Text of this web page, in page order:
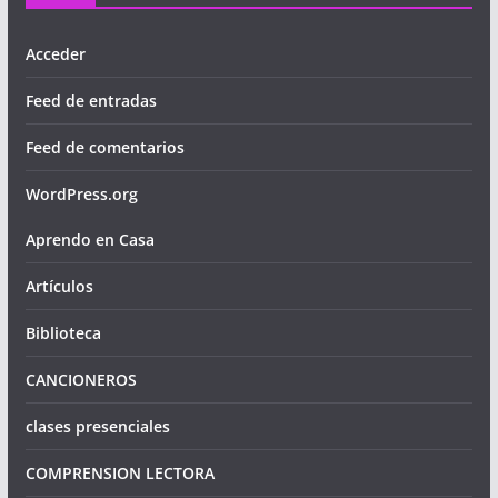
Acceder
Feed de entradas
Feed de comentarios
WordPress.org
Aprendo en Casa
Artículos
Biblioteca
CANCIONEROS
clases presenciales
COMPRENSION LECTORA